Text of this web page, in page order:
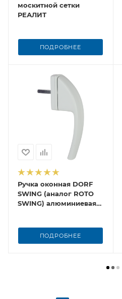
москитной сетки
РЕАЛИТ
ПОДРОБНЕЕ
Ручка оконная DORF
SWING (аналог ROTO
SWING) алюминиевая
ПОДРОБНЕЕ